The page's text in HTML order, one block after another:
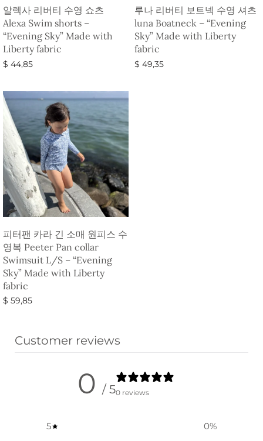
알렉사 리버티 수영 쇼츠
Alexa Swim shorts –
“Evening Sky” Made with
Liberty fabric
$ 44,85
루나 리버티 보트넥 수영 셔츠
luna Boatneck – “Evening
Sky” Made with Liberty
fabric
$ 49,35
피터팬 카라 긴 소매 원피스 수
영복 Peeter Pan collar
Swimsuit L/S – “Evening
Sky” Made with Liberty
fabric
$ 59,85
Customer reviews
0 / 50 reviews
5 0%